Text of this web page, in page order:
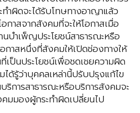
ำผิดจะได้รับโทษทางอาญาแล้ว
าสจากสังคมที่จะให้โอกาสเมื่อ
บำเพ็ญประโยชน์สาธารณะหรือ
กาสหนึ่งที่สังคมให้เปิดช่องทางให้
เป็นประโยชน์เพื่อชดเชยความผิด
ได้รู้ว่าบุคคลเหล่านี้ปรับปรุงแก้ไข
ริการสาธารณะหรือบริการสังคมจะ
มองผู้กระทำผิดเปลี่ยนไป